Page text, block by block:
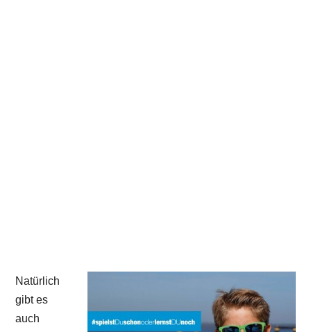
Natürlich
gibt es
auch